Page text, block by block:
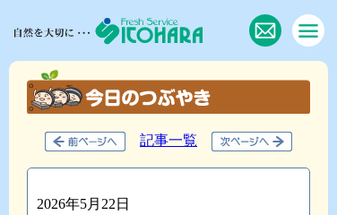
記事一覧
2026年5月22日